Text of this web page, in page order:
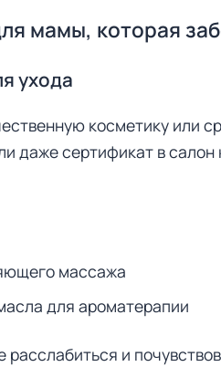
мамы, которая
ухода
косметику или
даже сертификат в салон
массажа
для ароматерапии
и